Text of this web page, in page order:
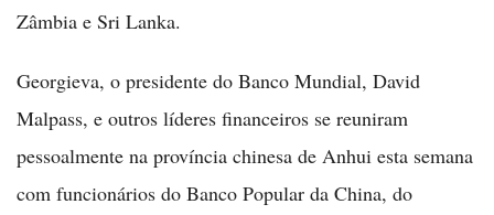
Zâmbia e Sri Lanka.
Georgieva, o presidente do Banco Mundial, David
Malpass, e outros líderes financeiros se reuniram
pessoalmente na província chinesa de Anhui esta semana
com funcionários do Banco Popular da China, do